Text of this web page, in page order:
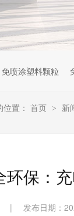
免喷涂塑料颗粒
置： 首页 > 新
环保：
| 发布日期：